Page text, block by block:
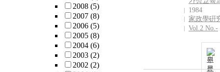
2008 (5)
2007 (8)
2006 (5)
2005 (8)
2004 (6)
2003 (2)
2002 (2)
1984
家政學硏
Vol.2 No.-
원
문